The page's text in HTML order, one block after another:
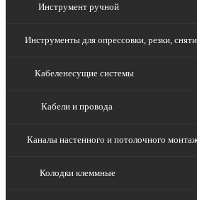
Инструмент ручной
Инструменты для опрессовки, резки,
Кабеленесущие системы
Кабели и провода
Каналы настенного и потолочного
Колодки клеммные